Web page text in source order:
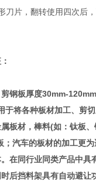
片，翻转使用四次后，
钢板厚度30mm-
于将各种板材加工、剪
板材，棒料(如：钛板
；汽车的板材的加工更
在同行业同类产品中具
后挡料架具有自动避让